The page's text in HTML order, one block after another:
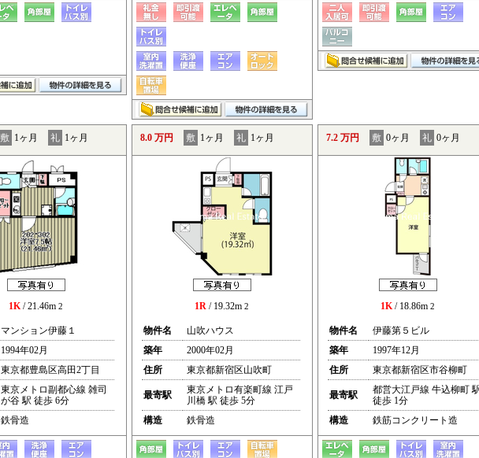
敷 1ヶ月 礼 1ヶ月
1K/ 21.46m 2
マンション伊藤１
1994年02月
東京都豊島区高田2丁目
東京メトロ副都心線 雑司
が谷 駅 徒歩 6分
鉄骨造
8.0 万円 敷 1ヶ月 礼 1ヶ月
1R / 19.32m 2
物件名
山吹ハウス
築年
2000年02月
住所
東京都新宿区山吹町
最寄駅
東京メトロ有楽町線 江戸
川橋 駅 徒歩 5分
構造
鉄骨造
7.2 万円 敷 0ヶ月 礼 0ヶ月
1K/ 18.86m 2
物件名
伊藤第５ビル
築年
1997年12月
住所
東京都新宿区市谷柳町
最寄駅
都営大江戸線 牛込柳町
徒歩 1分
構造
鉄筋コンクリート造